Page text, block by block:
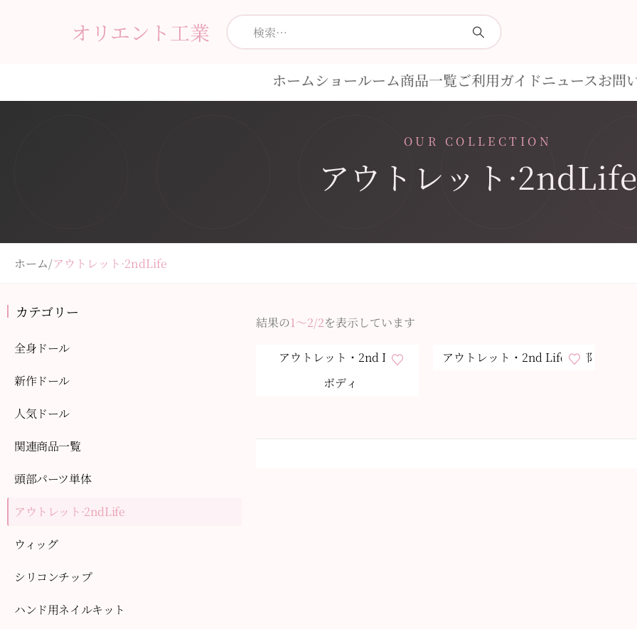
オリエント工業
ホームショールーム商品一覧ご利用ガイドニュースお問
OUR COLLECTION
アウトレット·2ndLife
ホーム/アウトレット·2ndLife
結果の1〜2/2を表示しています
アウトレット・2nd Life
ボディ
アウトレット・2nd Life 頭部
カテゴリー
全身ドール
新作ドール
人気ドール
関連商品一覧
頭部パーツ単体
アウトレット·2ndLife
ウィッグ
シリコンチップ
ハンド用ネイルキット